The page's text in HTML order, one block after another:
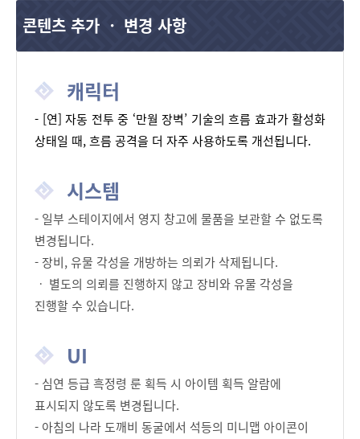
콘텐츠 추가 ㆍ 변경 사항
캐릭터
- [연] 자동 전투 중 ‘만월 장벽’ 기술의 흐름 효과가 활성화
상태일 때, 흐름 공격을 더 자주 사용하도록 개선됩니다.
시스템
- 일부 스테이지에서 영지 창고에 물품을 보관할 수 없도록
변경됩니다.
- 장비, 유물 각성을 개방하는 의뢰가 삭제됩니다.
ㆍ 별도의 의뢰를 진행하지 않고 장비와 유물 각성을
진행할 수 있습니다.
UI
- 심연 등급 흑정령 룬 획득 시 아이템 획득 알람에
표시되지 않도록 변경됩니다.
- 아침의 나라 도깨비 동굴에서 석등의 미니맵 아이콘이